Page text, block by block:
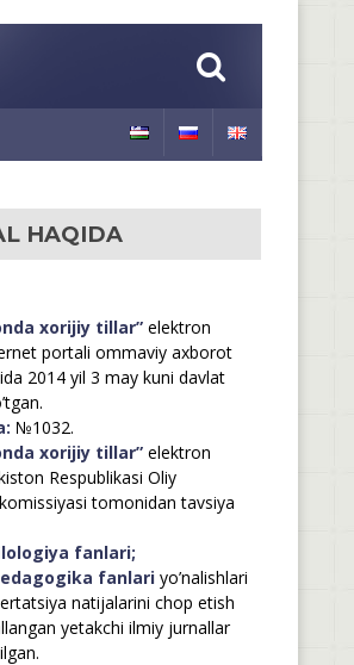
HAQIDA
xorijiy tillar”elektron
portali ommaviy axborot
2014 yil 3 may kuni davlat
№1032.
xorijiy tillar”elektron
Respublikasi Oliy
tomonidan tavsiya
fanlari;
fanlariyo’nalishlari
natijalarini chop etish
yetakchi ilmiy jurnallar